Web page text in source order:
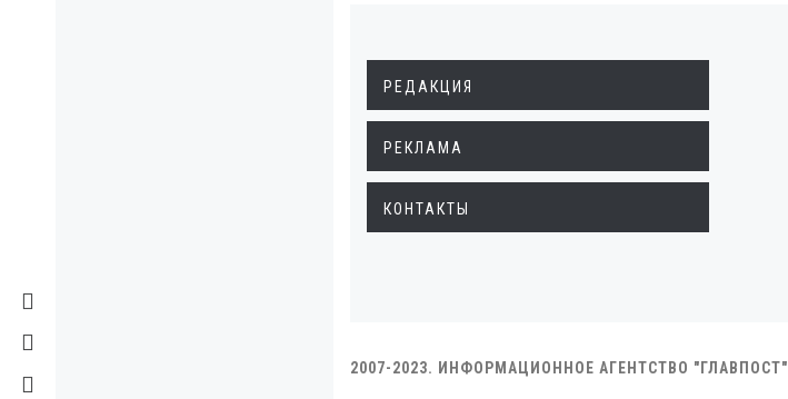
РЕДАКЦИЯ
РЕКЛАМА
КОНТАКТЫ
2007-2023. ИНФОРМАЦИОННОЕ АГЕНТСТВО "ГЛАВПОСТ"